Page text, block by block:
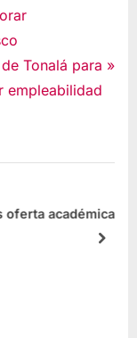
Tonalá para
empleabilidad
oferta académica